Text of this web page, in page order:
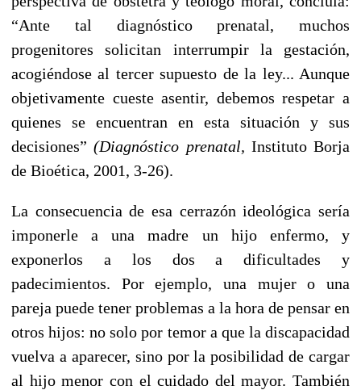
“Ante tal diagnóstico prenatal, muchos
progenitores solicitan interrumpir la gestación,
acogiéndose al tercer supuesto de la ley... Aunque
objetivamente cueste asentir, debemos respetar a
quienes se encuentran en esta situación y sus
decisiones”(Diagnóstico prenatal, Instituto Borja
de Bioética, 2001, 3-26).
La consecuencia de esa cerrazón ideológica sería
imponerle a una madre un hijo enfermo, y
exponerlos a los dos a dificultades y
padecimientos. Por ejemplo, una mujer o una
pareja puede tener problemas a la hora de pensar en
otros hijos: no solo por temor a que la discapacidad
vuelva a aparecer, sino por la posibilidad de cargar
al hijo menor con el cuidado del mayor. También